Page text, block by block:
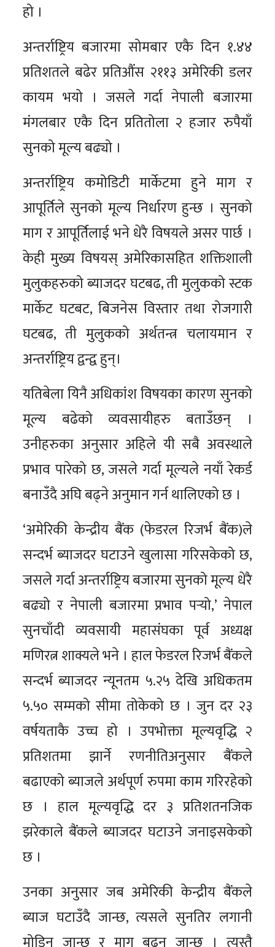
हो ।
अन्तर्राष्ट्रिय बजारमा सोमबार एकै दिन १.४४
प्रतिशतले बढेर प्रतिऔंस २११३ अमेरिकी डलर
कायम भयो । जसले गर्दा नेपाली बजारमा
मंगलबार एकै दिन प्रतितोला २ हजार रुपैयाँ
सुनको मूल्य बढ्यो ।
अन्तर्राष्ट्रिय कमोडिटी मार्केटमा हुने माग र
आपूर्तिले सुनको मूल्य निर्धारण हुन्छ । सुनको
माग र आपूर्तिलाई भने धेरै विषयले असर पार्छ ।
केही मुख्य विषयस् अमेरिकासहित शक्तिशाली
मुलुकहरुको ब्याजदर घटबढ, ती मुलुकको स्टक
मार्केट घटबट, बिजनेस विस्तार तथा रोजगारी
घटबढ, ती मुलुकको अर्थतन्त्र चलायमान र
अन्तर्राष्ट्रिय द्वन्द्व हुन्।
यतिबेला यिनै अधिकांश विषयका कारण सुनको
मूल्य बढेको व्यवसायीहरु बताउँछन् ।
उनीहरुका अनुसार अहिले यी सबै अवस्थाले
प्रभाव पारेको छ, जसले गर्दा मूल्यले नयाँ रेकर्ड
बनाउँदै अघि बढ्ने अनुमान गर्न थालिएको छ ।
‘अमेरिकी केन्द्रीय बैंक (फेडरल रिजर्भ बैंक)ले
सन्दर्भ ब्याजदर घटाउने खुलासा गरिसकेको छ,
जसले गर्दा अन्तर्राष्ट्रिय बजारमा सुनको मूल्य धेरै
बढ्यो र नेपाली बजारमा प्रभाव पर्‍यो,’ नेपाल
सुनचाँदी व्यवसायी महासंघका पूर्व अध्यक्ष
मणिरत्न शाक्यले भने । हाल फेडरल रिजर्भ बैंकले
सन्दर्भ ब्याजदर न्यूनतम ५.२५ देखि अधिकतम
५.५० सम्मको सीमा तोकेको छ । जुन दर २३
वर्षयताकै उच्च हो । उपभोक्ता मूल्यवृद्धि २
प्रतिशतमा झार्ने रणनीतिअनुसार बैंकले
बढाएको ब्याजले अर्थपूर्ण रुपमा काम गरिरहेको
छ । हाल मूल्यवृद्धि दर ३ प्रतिशतनजिक
झरेकाले बैंकले ब्याजदर घटाउने जनाइसकेको
छ ।
उनका अनुसार जब अमेरिकी केन्द्रीय बैंकले
ब्याज घटाउँदै जान्छ, त्यसले सुनतिर लगानी